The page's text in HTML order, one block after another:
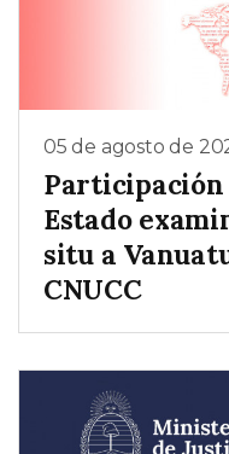
05 de agosto de
Participación
Estado
situ a
CNUCC